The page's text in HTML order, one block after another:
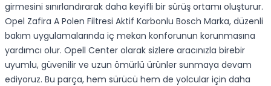
girmesini sınırlandırarak daha keyifli bir sürüş ortamı oluşturur.
Opel Zafira A Polen Filtresi Aktif Karbonlu Bosch Marka, düzenli
bakım uygulamalarında iç mekan konforunun korunmasına
yardımcı olur. Opell Center olarak sizlere aracınızla birebir
uyumlu, güvenilir ve uzun ömürlü ürünler sunmaya devam
ediyoruz. Bu parça, hem sürücü hem de yolcular için daha